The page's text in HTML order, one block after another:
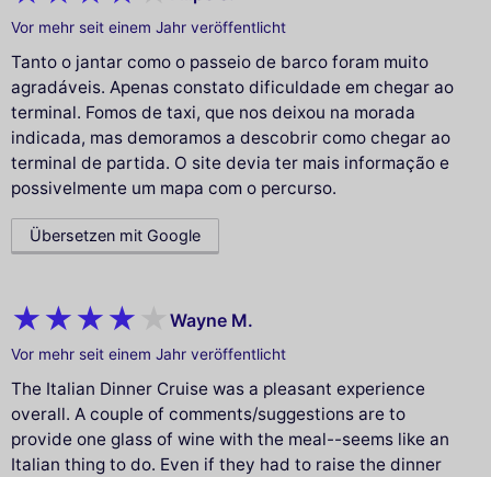
Vor mehr seit einem Jahr veröffentlicht
Tanto o jantar como o passeio de barco foram muito
agradáveis. Apenas constato dificuldade em chegar ao
terminal. Fomos de taxi, que nos deixou na morada
indicada, mas demoramos a descobrir como chegar ao
terminal de partida. O site devia ter mais informação e
possivelmente um mapa com o percurso.
Übersetzen mit Google
Wayne M.
Vor mehr seit einem Jahr veröffentlicht
The Italian Dinner Cruise was a pleasant experience
overall. A couple of comments/suggestions are to
provide one glass of wine with the meal--seems like an
Italian thing to do. Even if they had to raise the dinner